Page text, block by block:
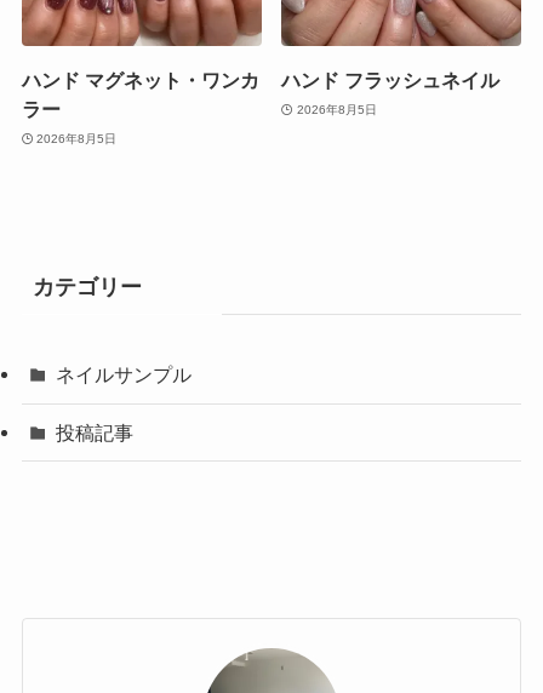
ハンド マグネット・ワンカ
ラー
2026年8月5日
ハンド フラッシュネイル
2026年8月5日
カテゴリー
ネイルサンプル
投稿記事